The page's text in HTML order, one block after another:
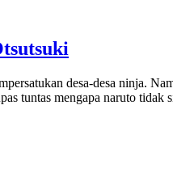
desa-desa ninja.
tuntas mengapa naruto tidak